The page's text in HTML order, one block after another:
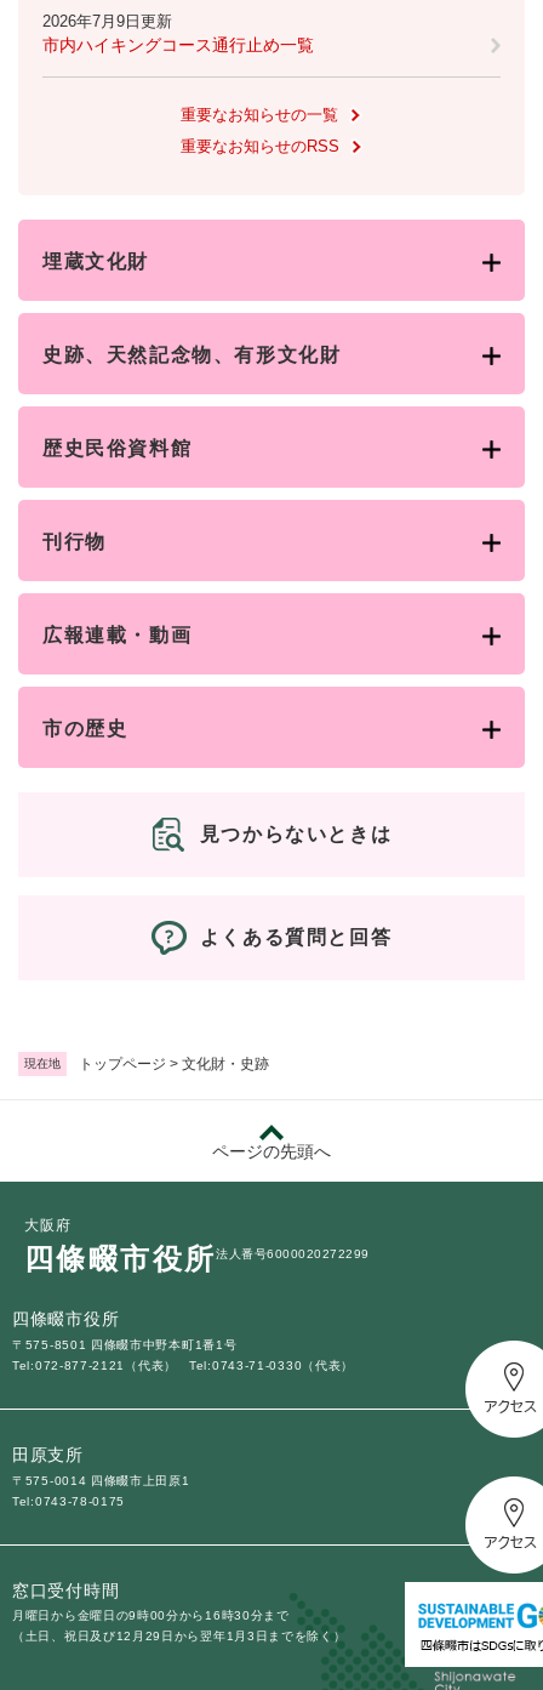
現在地 トップページ > 文化財・史跡
2026年7月9日更新
市内ハイキングコース通行止め一覧
重要なお知らせの一覧
重要なお知らせのRSS
埋蔵文化財
史跡、天然記念物、有形文化財
歴史民俗資料館
刊行物
広報連載・動画
市の歴史
見つからないときは
よくある質問と回答
ページの先頭へ
大阪府
四條畷市役所法人番号6000020272299
四條畷市役所
〒575-8501 四條畷市中野本町1番1号
Tel:072-877-2121（代表）
Tel:0743-71-0330（代表）
田原支所
〒575-0014 四條畷市上田原1
Tel:0743-78-0175
窓口受付時間
月曜日から金曜日の9時00分から16時30分まで
（土日、祝日及び12月29日から翌年1月3日までを除く）